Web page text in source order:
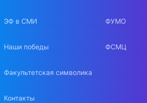
ЭФ в СМИ
Наши победы
Факультетская символика
Контакты
ФУМО
ФСМЦ